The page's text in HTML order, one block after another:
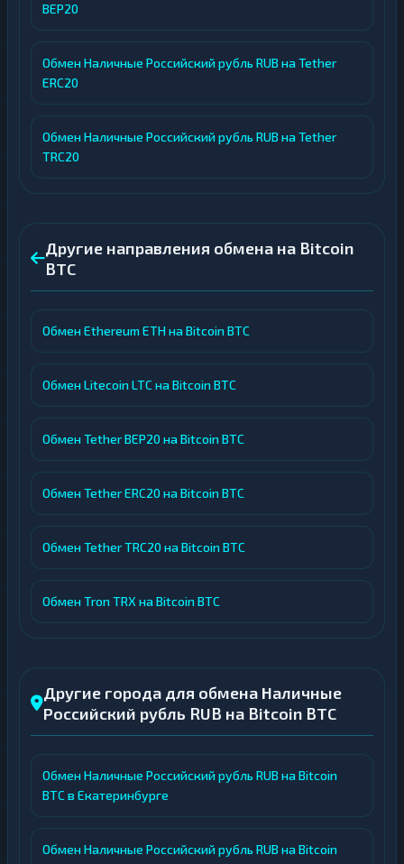
BEP20
Обмен Наличные Российский рубль RUB на Tether
ERC20
Обмен Наличные Российский рубль RUB на Tether
TRC20
Другие направления обмена на Bitcoin
BTC
Обмен Ethereum ETH на Bitcoin BTC
Обмен Litecoin LTC на Bitcoin BTC
Обмен Tether BEP20 на Bitcoin BTC
Обмен Tether ERC20 на Bitcoin BTC
Обмен Tether TRC20 на Bitcoin BTC
Обмен Tron TRX на Bitcoin BTC
Другие города для обмена Наличные
Российский рубль RUB на Bitcoin BTC
Обмен Наличные Российский рубль RUB на Bitcoin
BTC в Екатеринбурге
Обмен Наличные Российский рубль RUB на Bitcoin